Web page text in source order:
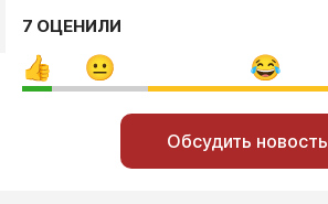
7 ОЦЕНИЛИ
Обсудить новость